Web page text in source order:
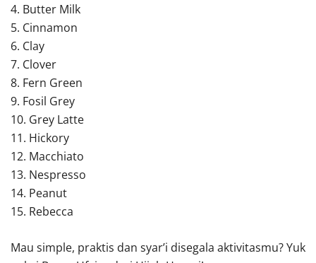
4. Butter Milk
5. Cinnamon
6. Clay
7. Clover
8. Fern Green
9. Fosil Grey
10. Grey Latte
11. Hickory
12. Macchiato
13. Nespresso
14. Peanut
15. Rebecca
Mau simple, praktis dan syar’i disegala aktivitasmu? Yuk